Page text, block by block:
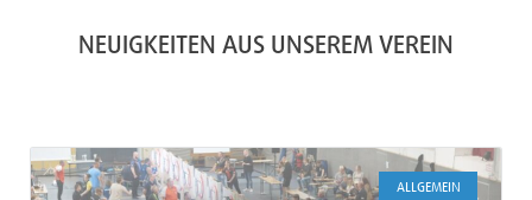
NEUIGKEITEN AUS UNSEREM VEREIN
ALLGEMEIN